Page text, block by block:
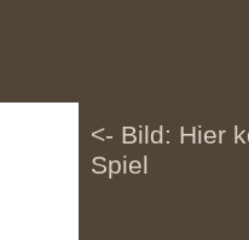
<- Bild: Hier
Spiel